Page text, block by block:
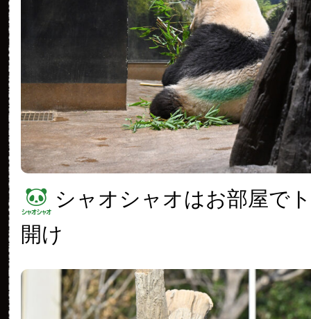
シャオシャオはお部屋で
開け